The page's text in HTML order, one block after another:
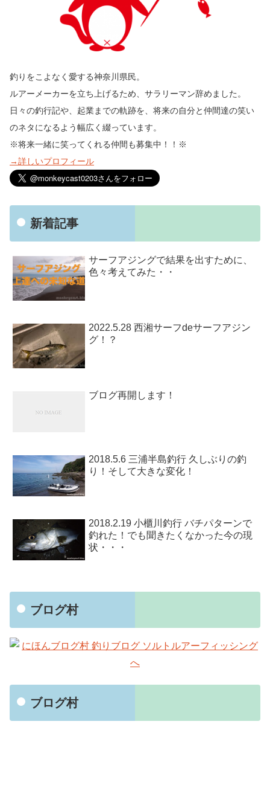
釣りをこよなく愛する神奈川県民。
ルアーメーカーを立ち上げるため、サラリーマン辞めました。
日々の釣行記や、起業までの軌跡を、将来の自分と仲間達の笑い
のネタになるよう幅広く綴っています。
※将来一緒に笑ってくれる仲間も募集中！！※
→詳しいプロフィール
新着記事
サーフアジングで結果を出すために、
色々考えてみた・・
2022.5.28 西湘サーフdeサーフアジン
グ！？
ブログ再開します！
2018.5.6 三浦半島釣行 久しぶりの釣
り！そして大きな変化！
2018.2.19 小櫃川釣行 バチパターンで
釣れた！でも聞きたくなかった今の現
状・・・
ブログ村
ブログ村